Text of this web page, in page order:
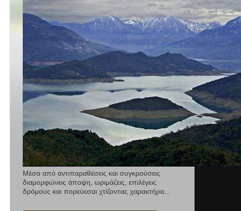
Μέσα από αντιπαραθέσεις και συγκρούσεις
διαμορφώνεις άποψη, ωριμάζεις, επιλέγεις
δρόμους και πορεύεσαι χτίζοντας χαρακτήρα...